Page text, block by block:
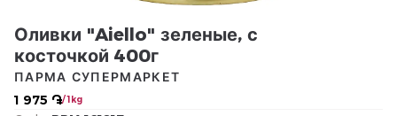
Оливки "Aiello" зеленые, с
косточкой 400г
1 975 ֏/ 1kg
ПАРМА СУПЕРМАРКЕТ